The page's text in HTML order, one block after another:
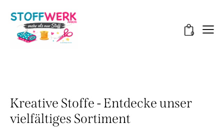
0
Kreative Stoffe - Entdecke unser
vielfältiges Sortiment